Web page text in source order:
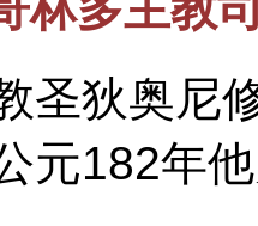
圣狄奥尼
元182年